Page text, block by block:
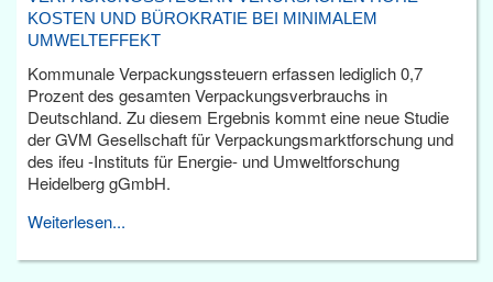
KOSTEN UND BÜROKRATIE BEI MINIMALEM
UMWELTEFFEKT
Kommunale Verpackungssteuern erfassen lediglich 0,7
Prozent des gesamten Verpackungsverbrauchs in
Deutschland. Zu diesem Ergebnis kommt eine neue Studie
der GVM Gesellschaft für Verpackungsmarktforschung und
des ifeu -Instituts für Energie- und Umweltforschung
Heidelberg gGmbH.
Weiterlesen...